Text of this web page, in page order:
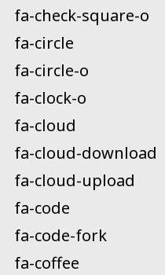
fa-check-square-o
fa-circle
fa-circle-o
fa-clock-o
fa-cloud
fa-cloud-download
fa-cloud-upload
fa-code
fa-code-fork
fa-coffee